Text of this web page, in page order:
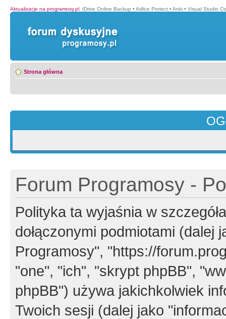
Aktualizacje na programosy.pl: IDrive Online Backup • Adlice Protect • Anki • Visual Studio
Strona główna
Forum Programosy -
Polityka ta wyjaśnia w
dołączonymi podmiotami (dalej
Programosy", "https://
"one", "ich", "skrypt phpBB",
phpBB") używa jakichkolwiek
Twoich sesji (dalej jako